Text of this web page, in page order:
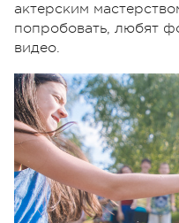
актерским
попробовать, любят
видео.